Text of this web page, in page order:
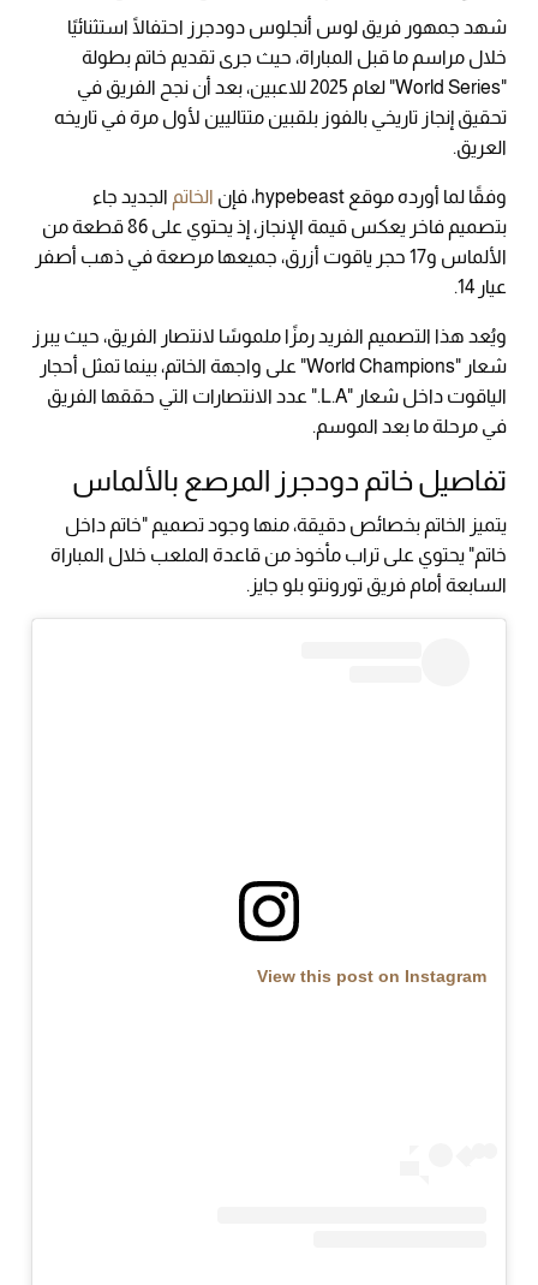
شهد جمهور فريق لوس أنجلوس دودجرز احتفالًا استثنائيًا
خلال مراسم ما قبل المباراة، حيث جرى تقديم خاتم بطولة
"World Series" لعام 2025 للاعبين، بعد أن نجح الفريق في
تحقيق إنجاز تاريخي بالفوز بلقبين متتاليين لأول مرة في تاريخه
العريق.
وفقًا لما أورده موقع hypebeast، فإن الخاتم الجديد جاء
بتصميم فاخر يعكس قيمة الإنجاز، إذ يحتوي على 86 قطعة من
الألماس و17 حجر ياقوت أزرق، جميعها مرصعة في ذهب أصفر
عيار 14.
ويُعد هذا التصميم الفريد رمزًا ملموسًا لانتصار الفريق، حيث يبرز
شعار "World Champions" على واجهة الخاتم، بينما تمثل أحجار
الياقوت داخل شعار "L.A." عدد الانتصارات التي حققها الفريق
في مرحلة ما بعد الموسم.
تفاصيل خاتم دودجرز المرصع بالألماس
يتميز الخاتم بخصائص دقيقة، منها وجود تصميم "خاتم داخل
خاتم" يحتوي على تراب مأخوذ من قاعدة الملعب خلال المباراة
السابعة أمام فريق تورونتو بلو جايز.
View this post on Instagram